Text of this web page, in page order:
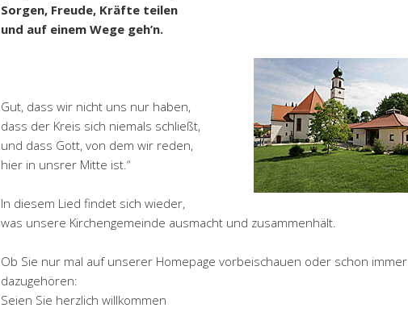
Sorgen, Freude, Kräfte teilen
und auf einem Wege geh’n.
Gut, dass wir nicht uns nur haben,
dass der Kreis sich niemals schließt,
und dass Gott, von dem wir reden,
hier in unsrer Mitte ist.“
In diesem Lied findet sich wieder,
was unsere Kirchengemeinde ausmacht und zusammenhält.
Ob Sie nur mal auf unserer Homepage vorbeischauen oder schon immer
dazugehören:
Seien Sie herzlich willkommen